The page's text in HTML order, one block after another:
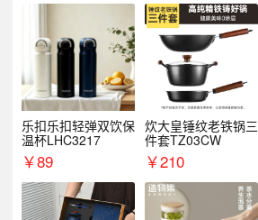
乐扣乐扣轻弹双饮保
温杯LHC3217
￥89
炊大皇锤纹老铁锅三
件套TZ03CW
￥210